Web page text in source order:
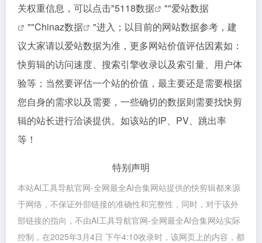
关权重信息，可以点击"5118数据 ""爱站数据
""Chinaz数据
"进入；以目前的网站数据参考，建
议大家请以爱站数据为准，更多网站价值评估因素如：
快剪辑的访问速度、搜索引擎收录以及索引量、用户体
验等；当然要评估一个站的价值，最主要还是需要根据
您自身的需求以及需要，一些确切的数据则需要找快剪
辑的站长进行洽谈提供。如该站的IP、PV、跳出率
等！
特别声明
本站AI工具导航官网-全网最全AI合集网站提供的快剪辑都来源
于网络，不保证外部链接的准确性和完整性，同时，对于该外
部链接的指向，不由AI工具导航官网-全网最全AI合集网站实际
控制，在2025年3月4日 下午4:10收录时，该网页上的内容，都